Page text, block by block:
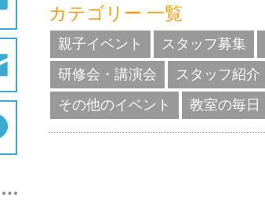
カテゴリー 一覧
親子イベント スタッフ募集
研修会・講演会
スタッフ紹介
その他のイベント
教室の毎日